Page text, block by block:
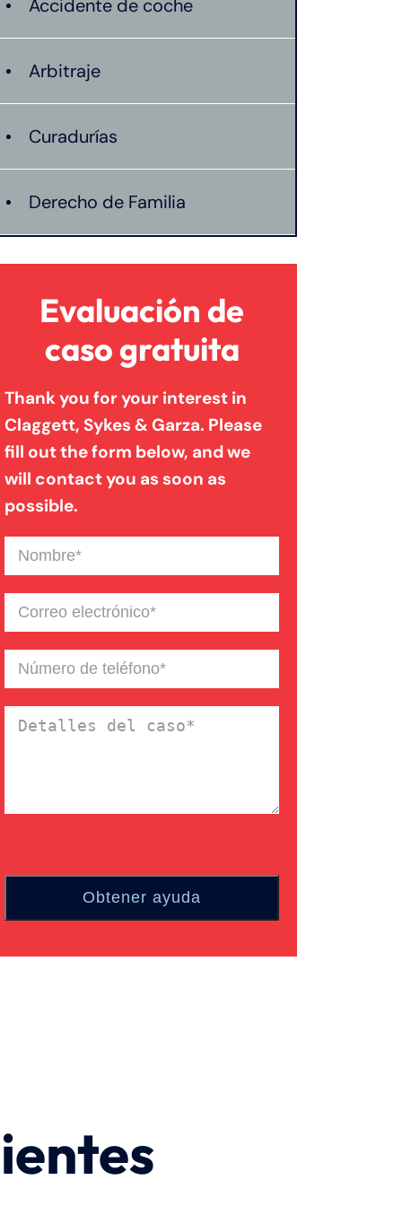
Accidente de coche
Arbitraje
Curadurías
Derecho de Familia
Lesión catastrófica
Lesión por quemadura
Leyes de Connecticut
Mordedura de perro
Noticias de la Firma
Un blog de derecho de
Connecticut
Evaluación de
caso gratuita
Thank you for your interest in
Claggett, Sykes & Garza. Please
fill out the form below, and we
will contact you as soon as
possible.
Nombre(Required)
Correo
electrónico(Required)
Número
de
teléfono(Required)
Detalles